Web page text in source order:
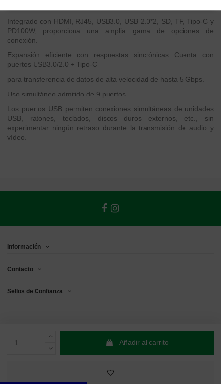
Añadir al carrito
Integrado con HDMI, RJ45, USB3.0, USB 2.0*2, SD, TF, Tipo-C y
PD100W, proporciona una amplia gama de opciones de
conexión.
Expansión eficiente con respuestas sincrónicas Cuenta con
puertos USB3.0/2.0 + Tipo-C
para transferencia de datos de alta velocidad de hasta 5 Gbps.
Uso simultáneo admitido de 9 puertos
Los puertos USB permiten conexiones simultáneas de unidades
USB, ratones, teclados, discos duros externos, etc., sin
experimentar ningún retraso durante la transmisión de audio y
vídeo.
Información
Contacto
Sellos de Confianza